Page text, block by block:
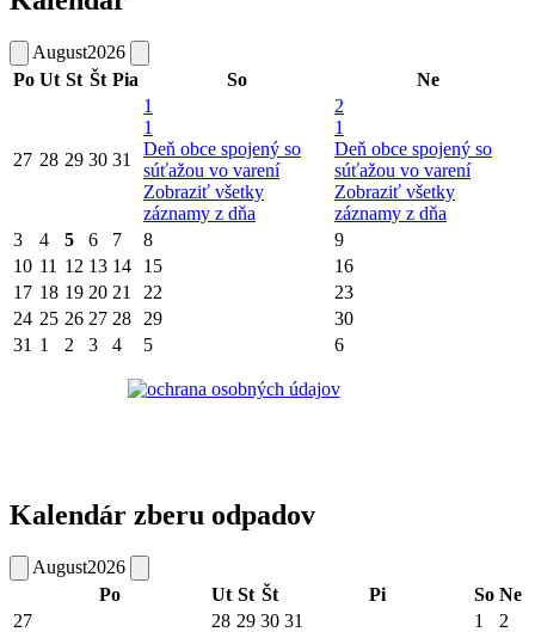
August2026
Po Ut St Št Pia So Ne
27 28 29 30 31
1
1
Deň obce spojený so
súťažou vo varení
Zobraziť všetky
záznamy z dňa
2
1
Deň obce spojený so
súťažou vo varení
Zobraziť všetky
záznamy z dňa
3
4 5 6 7 8
9
10 11 12 13 14 15
16
17 18 19 20 21 22
23
24 25 26 27 28 29
30
31 1 2 3 4 5 6
Kalendár zberu odpadov
August2026
Po
Ut St Št Pi So Ne
27
28 29 30 31 1 2